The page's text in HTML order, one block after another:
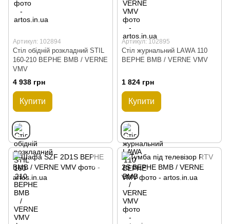
Артикул: 102894
Стіл обідній розкладний STIL
160-210 ВЕРНЕ ВМВ / VERNE
VMV
4 938 грн
Купити
Артикул: 102895
Стіл журнальний LAWA 110
ВЕРНЕ ВМВ / VERNE VMV
1 824 грн
Купити